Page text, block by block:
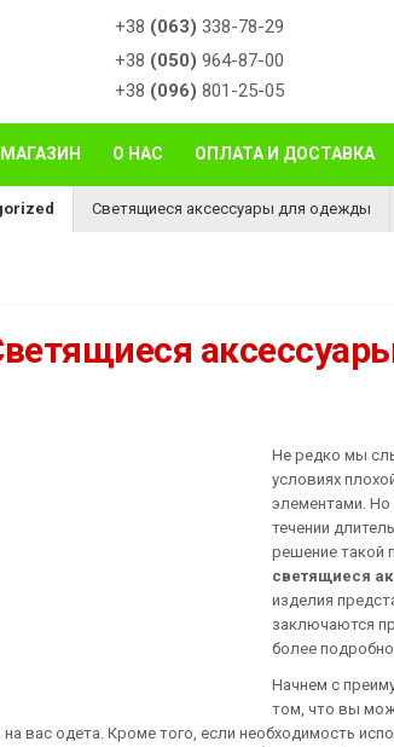
+38 (063) 338-78-29
+38 (050) 964-87-00
+38 (096) 801-25-05
МАГАЗИН О НАС ОПЛАТА И ДОСТАВКА
Светящиеся аксессуары для одежды
Не редко мы
условиях
элементами. Но
течении
решение такой
светящиеся
изделия
заключаются
более
Начнем с
том, что вы
вас одета. Кроме того, если необходимость